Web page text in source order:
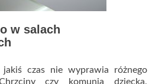
w salach
czas nie wyprawia różnego
czy komunia dziecka,